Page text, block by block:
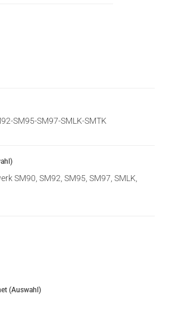
SM95-SM97-SMLK-SMTK
SM90, SM92, SM95, SM97, SMLK,
(Auswahl)